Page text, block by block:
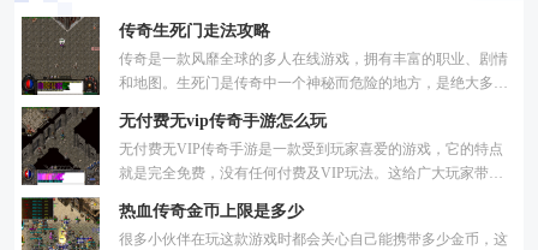
传奇生死门走法攻略
传奇是一款风靡全球的多人在线游戏，拥有丰富的职业、剧情
和地图。生死门是传奇中一个神秘而危险的地方，是绝大多数
无付费无vip传奇手游怎么玩
无付费无VIP传奇手游是一款受到玩家喜爱的游戏，它的特点
就是完全免费，没有任何付费及VIP玩法。这给广大玩家带来
我将
热血传奇金币上限是多少
很多小伙伴在玩这款游戏时都会关心自己能携带多少金币，这